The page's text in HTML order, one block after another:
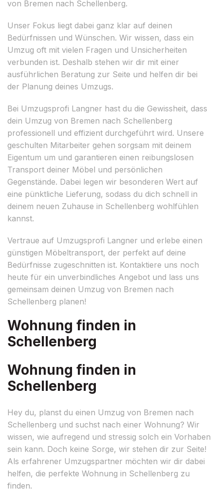
von Bremen nach Schellenberg.
Unser Fokus liegt dabei ganz klar auf deinen
Bedürfnissen und Wünschen. Wir wissen, dass ein
Umzug oft mit vielen Fragen und Unsicherheiten
verbunden ist. Deshalb stehen wir dir mit einer
ausführlichen Beratung zur Seite und helfen dir bei
der Planung deines Umzugs.
Bei Umzugsprofi Langner hast du die Gewissheit, dass
dein Umzug von Bremen nach Schellenberg
professionell und effizient durchgeführt wird. Unsere
geschulten Mitarbeiter gehen sorgsam mit deinem
Eigentum um und garantieren einen reibungslosen
Transport deiner Möbel und persönlichen
Gegenstände. Dabei legen wir besonderen Wert auf
eine pünktliche Lieferung, sodass du dich schnell in
deinem neuen Zuhause in Schellenberg wohlfühlen
kannst.
Vertraue auf Umzugsprofi Langner und erlebe einen
günstigen Möbeltransport, der perfekt auf deine
Bedürfnisse zugeschnitten ist. Kontaktiere uns noch
heute für ein unverbindliches Angebot und lass uns
gemeinsam deinen Umzug von Bremen nach
Schellenberg planen!
Wohnung finden in
Schellenberg
Wohnung finden in
Schellenberg
Hey du, planst du einen Umzug von Bremen nach
Schellenberg und suchst nach einer Wohnung? Wir
wissen, wie aufregend und stressig solch ein Vorhaben
sein kann. Doch keine Sorge, wir stehen dir zur Seite!
Als erfahrener Umzugspartner möchten wir dir dabei
helfen, die perfekte Wohnung in Schellenberg zu
finden.